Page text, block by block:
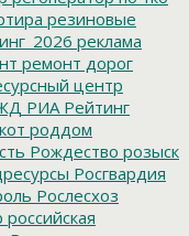
резиновые
реклама
ремонт дорог
центр
РИА Рейтинг
роддом
Рождество розыск
Росгвардия
Рослесхоз
российская